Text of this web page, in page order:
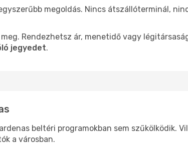
megoldás. Nincs átszállóterminál,
Rendezhetsz ár, menetidő vagy
jegyedet.
beltéri programokban sem szűkölködik.
a városban.